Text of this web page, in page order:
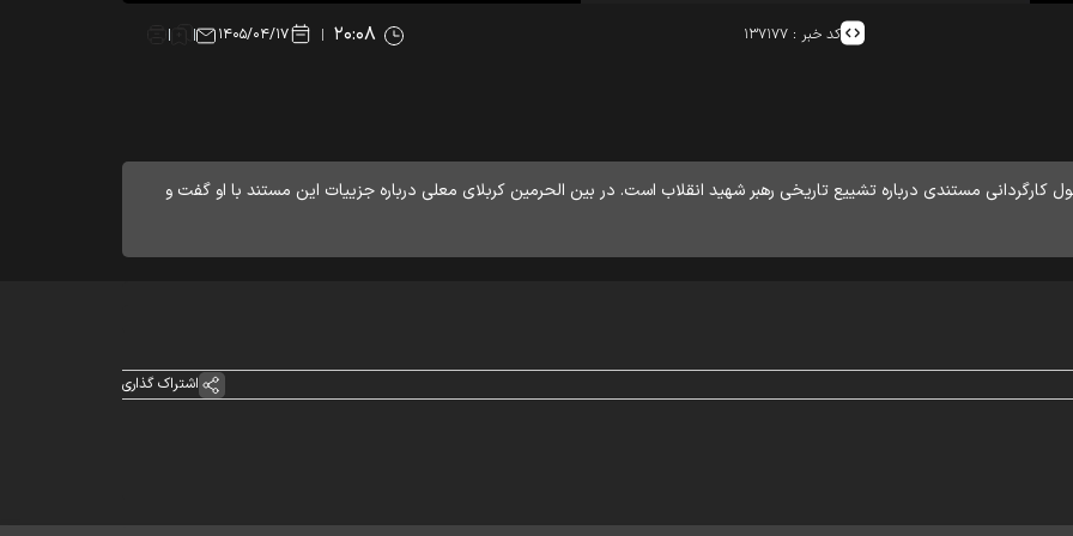
کد خبر :۱۳۷۱۷۷ ۱۴۰۵/۰۴/۱۷
کارگردانی مستندی درباره تشییع تاریخی رهبر شهید انقلاب است. در بین الحرمین کربلای معلی درباره جزییات این مستند با او گفت و
اشتراک گذاری